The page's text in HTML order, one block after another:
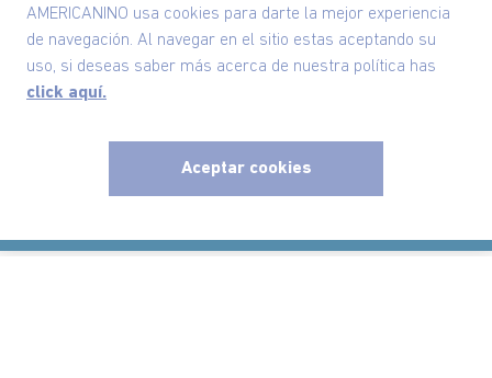
AMERICANINO usa cookies para darte la mejor experiencia
de navegación. Al navegar en el sitio estas aceptando su
uso, si deseas saber más acerca de nuestra política has
click aquí.
Aceptar cookies
las ofertas exclusivas y lo último en moda
SUSCRÍBETE AHORA